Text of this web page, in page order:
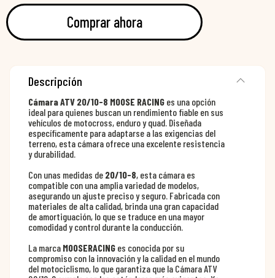
Comprar ahora
Descripción
Cámara ATV 20/10-8 MOOSE RACING es una opción
ideal para quienes buscan un rendimiento fiable en sus
vehículos de motocross, enduro y quad. Diseñada
específicamente para adaptarse a las exigencias del
terreno, esta cámara ofrece una excelente resistencia
y durabilidad.
Con unas medidas de 20/10-8, esta cámara es
compatible con una amplia variedad de modelos,
asegurando un ajuste preciso y seguro. Fabricada con
materiales de alta calidad, brinda una gran capacidad
de amortiguación, lo que se traduce en una mayor
comodidad y control durante la conducción.
La marca MOOSERACING es conocida por su
compromiso con la innovación y la calidad en el mundo
del motociclismo, lo que garantiza que la Cámara ATV